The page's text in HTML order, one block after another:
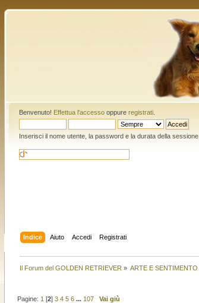
Benvenuto! Effettua l'accessooppure registrati.
Inserisci il nome utente, la password e la durata della sessione.
Indice Aiuto Accedi Registrati
Il Forum del GOLDEN RETRIEVER » ARTE E SENTIMENTO
Pagine: 1 [2] 3 4 5 6 ... 107 Vai giù